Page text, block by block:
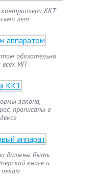
ККТ
лет
обязательна
всех ИП
закона,
прописаны в
должны быть
книге и